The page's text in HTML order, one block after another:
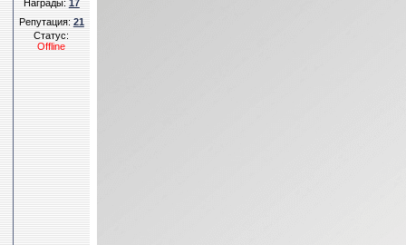
Награды:17
Репутация:21
Статус:
Offline